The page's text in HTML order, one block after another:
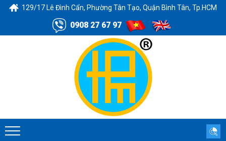
129/17 Lê Đình Cẩn, Phường Tân Tạo, Quận Bình Tân, Tp.HCM
0908 27 67 97